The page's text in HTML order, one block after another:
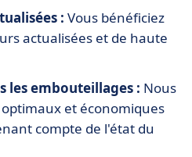
: Vous bénéficiez
actualisées et de haute
les embouteillages : Nous
et économiques
compte de l'état du